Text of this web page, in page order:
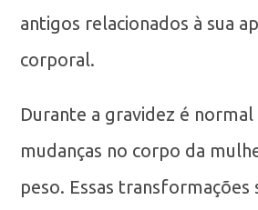
antigos relacionados à sua
corporal.
Durante a gravidez é
mudanças no corpo da
peso. Essas transformações